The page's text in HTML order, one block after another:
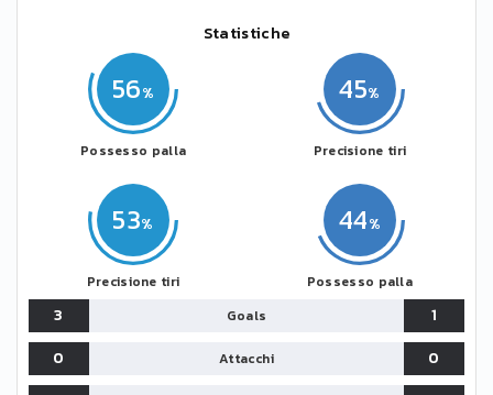
Statistiche
56
Possesso palla
53
Precisione tiri
44
Possesso palla
45
Precisione tiri
3 Goals
1
0
Attacchi
0